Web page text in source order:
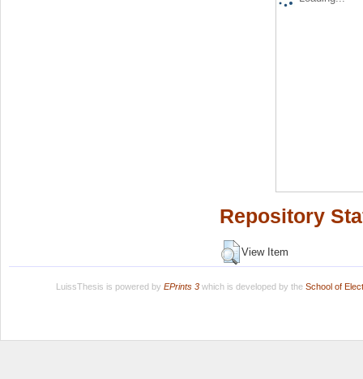
Repository
View Item
LuissThesis is powered by EPrints 3which is developed by the School of